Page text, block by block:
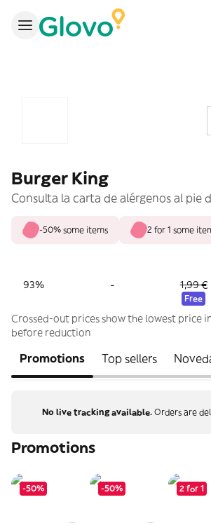
Burger King
Consulta la carta de alérgenos al pie
-50% some items 2 for 1 some
93% - 1,99 €
Free
Crossed-out prices show the lowest price
before reduction
Promotions Top sellers
No live tracking available. Orders are
Promotions
-50% -50% 2 for 1